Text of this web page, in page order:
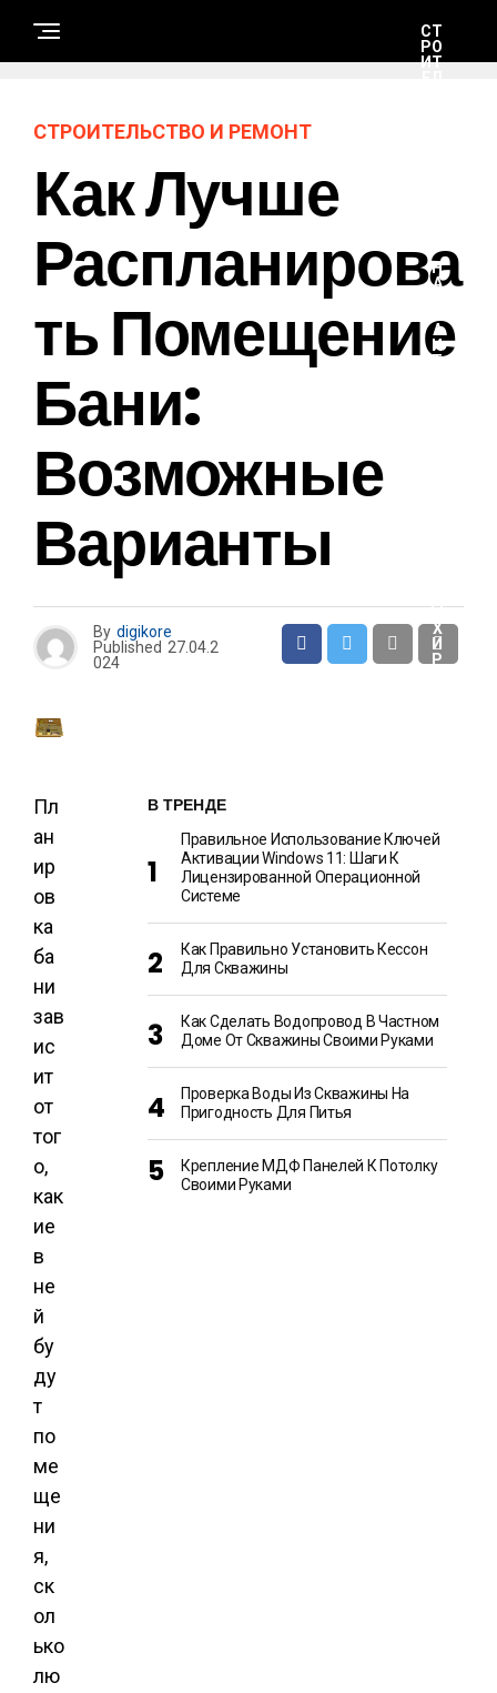
СТ
РО
ИТ
Н
А
А
И
Т
Ы
Х
И
Р
СТРОИТЕЛЬСТВО И РЕМОНТ
Как Лучше
Распланирова
Ть Помещение
Бани:
Возможные
Варианты
By digikore
Published 27.04.2
024
Пл
ан
ир
ов
ка
ба
ни
зав
ис
ит
от
тог
о,
как
ие
в
не
й
бу
ду
т
по
ме
ще
ни
я,
ск
ол
ько
лю
В ТРЕНДЕ
Правильное Использование Ключей
Активации Windows 11: Шаги К
Лицензированной Операционной
Системе
Как Правильно Установить Кессон
Для Скважины
Как Сделать Водопровод В Частном
Доме От Скважины Своими Руками
Проверка Воды Из Скважины На
Пригодность Для Питья
Крепление МДФ Панелей К Потолку
Своими Руками